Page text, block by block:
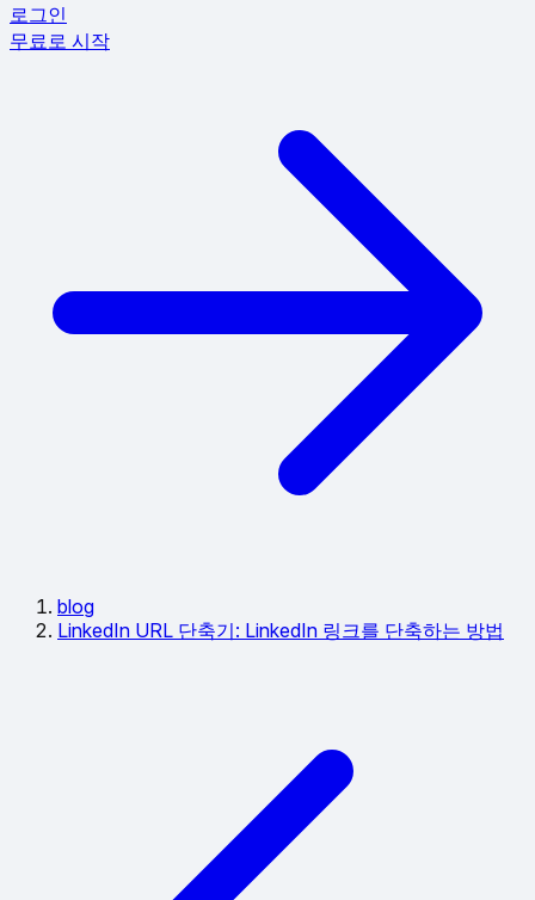
로그인
무료로 시작
blog
LinkedIn URL 단축기: LinkedIn 링크를 단축하는 방법